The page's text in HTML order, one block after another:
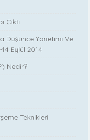
Çıktı
Düşünce Yönetimi Ve
Eylül 2014
Nedir?
Teknikleri